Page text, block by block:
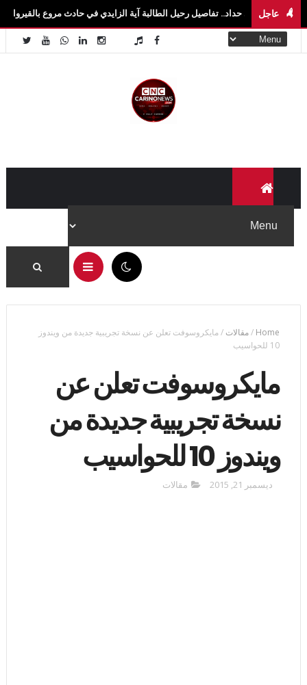
عاجل
حداد.. تفاصيل رحيل الطالبة آية الزايدي في حادث مروع بالقيروان فاجعة تهزّ سيدي
Home
/مقالات /مايكروسوفت تعلن عن نسخة تجريبية جديدة من ويندوز
10 للحواسيب
مايكروسوفت تعلن عن
نسخة تجريبية جديدة من
ويندوز 10 للحواسيب
ديسمبر 21, 2015 مقالات